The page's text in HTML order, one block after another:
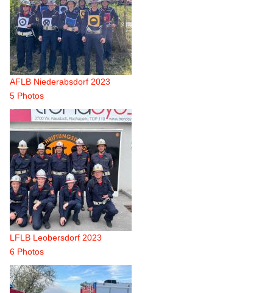
AFLB Niederabsdorf 2023
5 Photos
LFLB Leobersdorf 2023
6 Photos